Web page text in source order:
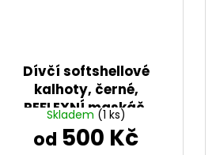
Dívčí softshellové
kalhoty, černé,
REFLEXNÍ maskáč,
tyrkys
Skladem (1 ks)
od 500 Kč